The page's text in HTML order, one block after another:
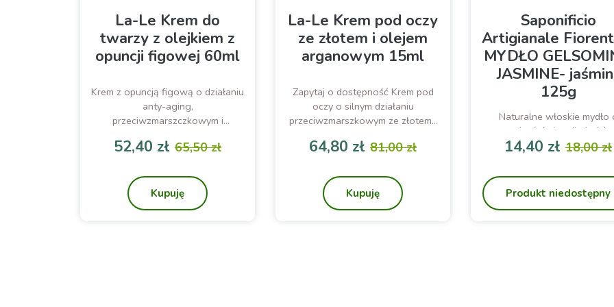
La-Le Krem do
twarzy z olejkiem z
opuncji figowej 60ml
Krem z opuncją figową o działaniu
anty-aging,
przeciwzmarszczkowym i
52,40 zł 65,50 zł
Kupuję
La-Le Krem pod oczy
ze złotem i olejem
arganowym 15ml
Zapytaj o dostępność Krem pod
oczy o silnym działaniu
przeciwzmarszkowym ze złotem i
64,80 zł 81,00 zł
Kupuję
Saponificio
Artigianale
MYDŁO
JASMINE-
125g
Naturalne włoskie mydło
zapachu jaśminu dla
rodzaju skóry. Wspaniale
14,40 zł 18,00 zł
Produkt niedostępny